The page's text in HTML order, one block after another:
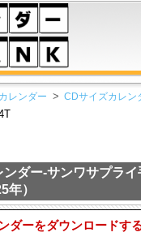
レンダー
CDサイズカレン
ダー-サンワサプラ
年）
ダーをダウンロードす